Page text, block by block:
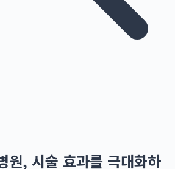
원, 시술 효과를 극대화하